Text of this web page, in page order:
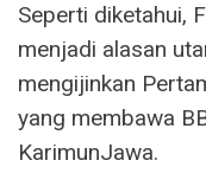
Seperti diketahui,
menjadi alasan
mengijinkan
yang membawa
KarimunJawa.